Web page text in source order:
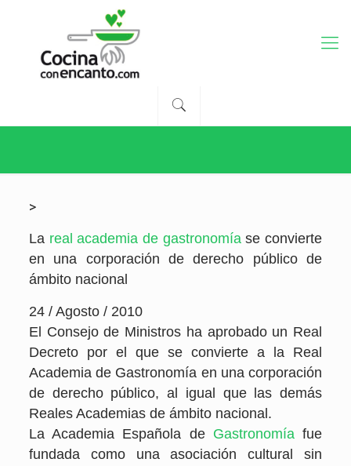
>
La real academia de gastronomíase convierte
en una corporación de derecho público de
ámbito nacional
24 / Agosto / 2010
El Consejo de Ministros ha aprobado un Real
Decreto por el que se convierte a la Real
Academia de Gastronomía en una corporación
de derecho público, al igual que las demás
Reales Academias de ámbito nacional.
La Academia Española de Gastronomíafue
fundada como una asociación cultural sin